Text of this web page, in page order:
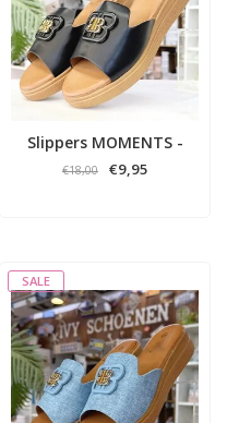
Slippers MOMENTS -
Zwart
€18,00 €9,95
SALE